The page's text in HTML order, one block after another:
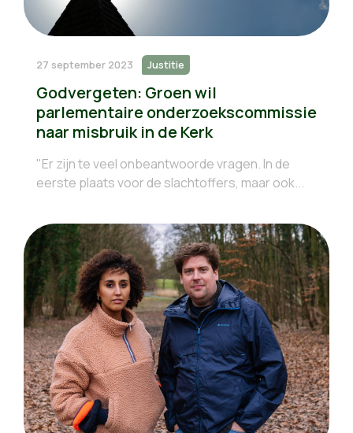
27 september 2023 Justitie
Godvergeten: Groen wil
parlementaire onderzoekscommissie
naar misbruik in de Kerk
"Er zijn te veel onbeantwoorde vragen. In de
eerste plaats voor de slachtoffers, maar ook...